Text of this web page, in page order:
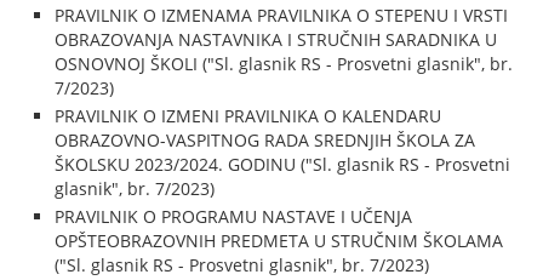
PRAVILNIK O IZMENAMA PRAVILNIKA O STEPENU I VRSTI
OBRAZOVANJA NASTAVNIKA I STRUČNIH SARADNIKA U
OSNOVNOJ ŠKOLI ("Sl. glasnik RS - Prosvetni glasnik", br.
7/2023)
PRAVILNIK O IZMENI PRAVILNIKA O KALENDARU
OBRAZOVNO-VASPITNOG RADA SREDNJIH ŠKOLA ZA
ŠKOLSKU 2023/2024. GODINU ("Sl. glasnik RS - Prosvetni
glasnik", br. 7/2023)
PRAVILNIK O PROGRAMU NASTAVE I UČENJA
OPŠTEOBRAZOVNIH PREDMETA U STRUČNIM ŠKOLAMA
("Sl. glasnik RS - Prosvetni glasnik", br. 7/2023)